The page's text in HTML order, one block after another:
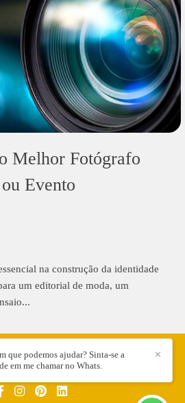
Melhor Fotógrafo
Evento
na construção da identidade
um editorial de moda, um
FOTOGRAFIA/CONTATO
✕
que podemos ajudar? Sinta-se a
em me chamar no Whats.